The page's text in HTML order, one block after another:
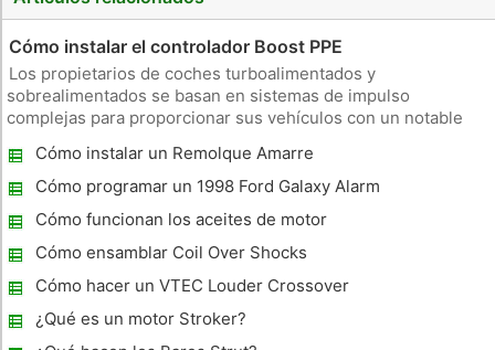
Cómo instalar el controlador Boost PPE
Los propietarios de coches turboalimentados y
sobrealimentados se basan en sistemas de impulso
complejas para proporcionar sus vehículos con un notable
propietarios para controlar la cantidad de aumento producido
para administrar la cantidad de
Cómo instalar un Remolque Amarre
Cómo programar un 1998 Ford Galaxy Alarm
Cómo funcionan los aceites de motor
Cómo ensamblar Coil Over Shocks
Cómo hacer un VTEC Louder Crossover
¿Qué es un motor Stroker?